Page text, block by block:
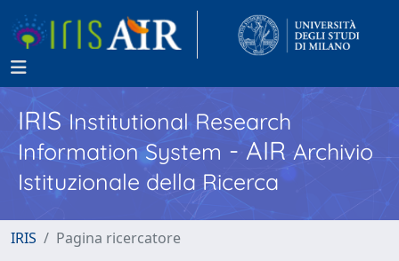
IRISInstitutional Research
Information System - AIR Archivio
Istituzionale della Ricerca
IRIS Pagina ricercatore